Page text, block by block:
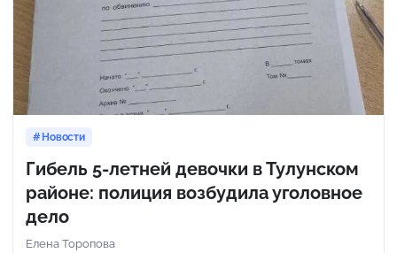
Новости
Гибель 5-летней девочки в Тулунском
районе: полиция возбудила уголовное
дело
Елена Торопова